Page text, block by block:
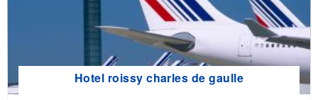
Hotel roissy charles de gaulle